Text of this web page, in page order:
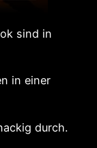
sind in
in einer
durch.